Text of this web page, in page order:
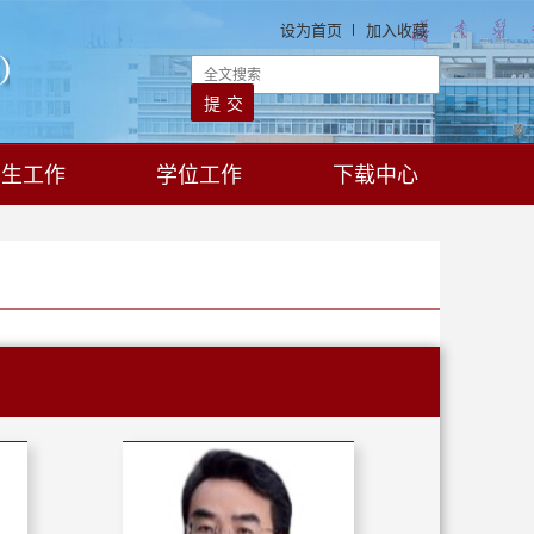
设为首页 加入收藏
工作 学位工作 下载中心